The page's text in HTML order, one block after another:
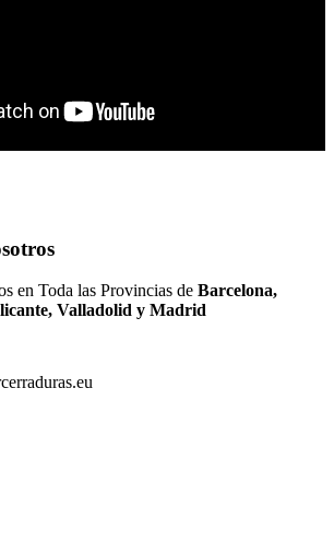
en Toda las Provincias de Barcelona,
Valladolid y Madrid